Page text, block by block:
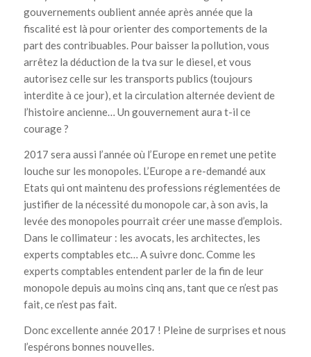
gouvernements oublient année après année que la
fiscalité est là pour orienter des comportements de la
part des contribuables. Pour baisser la pollution, vous
arrêtez la déduction de la tva sur le diesel, et vous
autorisez celle sur les transports publics (toujours
interdite à ce jour), et la circulation alternée devient de
l’histoire ancienne… Un gouvernement aura t-il ce
courage ?
2017 sera aussi l’année où l’Europe en remet une petite
louche sur les monopoles. L’Europe a re-demandé aux
Etats qui ont maintenu des professions réglementées de
justifier de la nécessité du monopole car, à son avis, la
levée des monopoles pourrait créer une masse d’emplois.
Dans le collimateur : les avocats, les architectes, les
experts comptables etc… A suivre donc. Comme les
experts comptables entendent parler de la fin de leur
monopole depuis au moins cinq ans, tant que ce n’est pas
fait, ce n’est pas fait.
Donc excellente année 2017 ! Pleine de surprises et nous
l’espérons bonnes nouvelles.